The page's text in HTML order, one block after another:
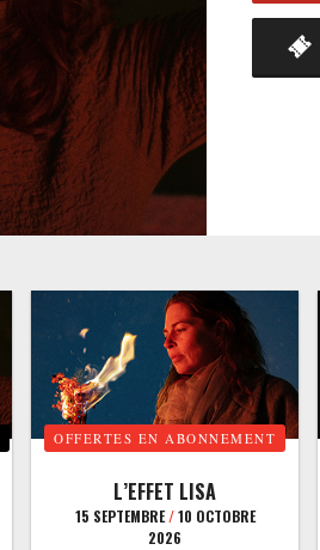
OFFERTES EN ABONNEMENT
L’EFFET LISA
15 SEPTEMBRE/10 OCTOBRE
2026